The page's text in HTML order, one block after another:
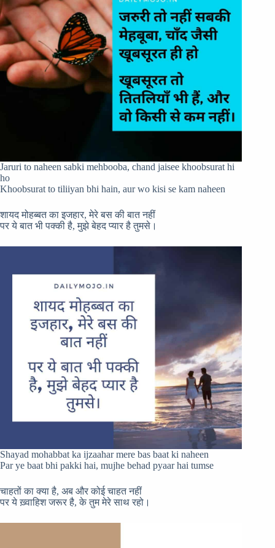
Jaruri to naheen sabki mehbooba, chand jaisee khoobsurat hi
ho
Khoobsurat to tiliiyan bhi hain, aur wo kisi se kam naheen
शायद मोहब्बत का इजहार, मेरे बस की बात नहीं
पर ये बात भी पक्की है, मुझे बेहद प्यार है तुमसे।
Shayad mohabbat ka ijzaahar mere bas baat ki naheen
Par ye baat bhi pakki hai, mujhe behad pyaar hai tumse
चाहतों का क्या है, अब और कोई चाहत नहीं
पर ये ख़्वाहिश जरूर है, के तुम मेरे साथ रहो।